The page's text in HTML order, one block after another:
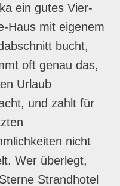
ein gutes Vier-
Haus mit eigenem
bucht,
oft genau das,
Urlaub
und zahlt für
nicht
Wer überlegt,
Strandhotel